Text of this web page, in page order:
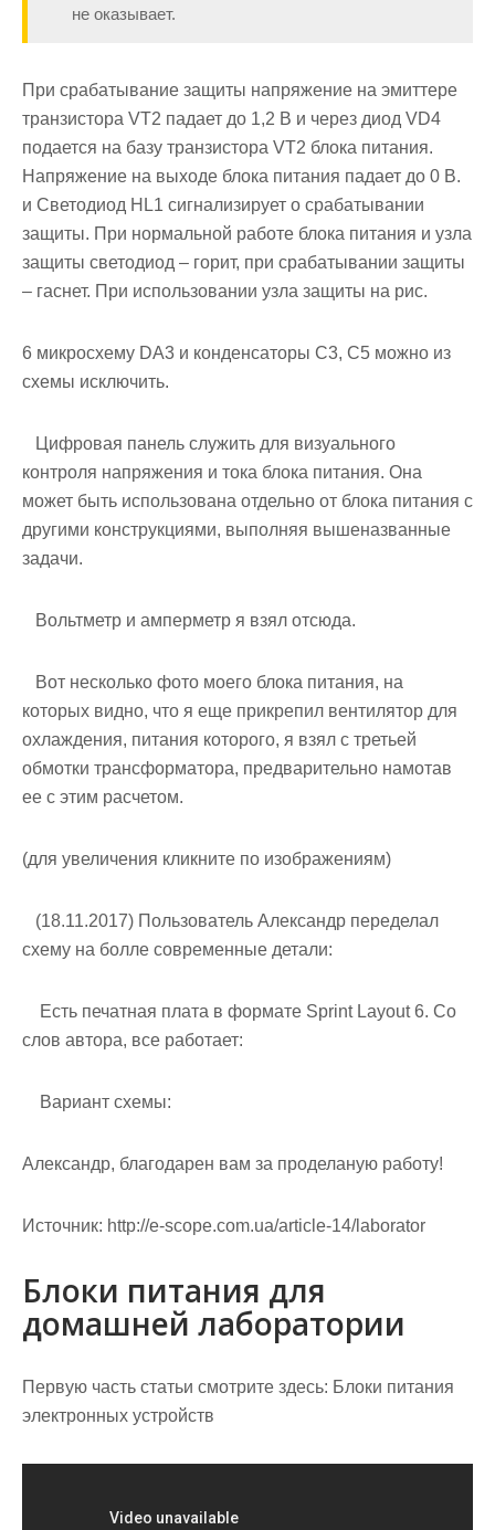
не оказывает.
При срабатывание защиты напряжение на эмиттере
транзистора VT2 падает до 1,2 В и через диод VD4
подается на базу транзистора VT2 блока питания.
Напряжение на выходе блока питания падает до 0 В.
и Светодиод HL1 сигнализирует о срабатывании
защиты. При нормальной работе блока питания и узла
защиты светодиод – горит, при срабатывании защиты
– гаснет. При использовании узла защиты на рис.
6 микросхему DA3 и конденсаторы С3, С5 можно из
схемы исключить.
Цифровая панель служить для визуального
контроля напряжения и тока блока питания. Она
может быть использована отдельно от блока питания с
другими конструкциями, выполняя вышеназванные
задачи.
Вольтметр и амперметр я взял отсюда.
Вот несколько фото моего блока питания, на
которых видно, что я еще прикрепил вентилятор для
охлаждения, питания которого, я взял с третьей
обмотки трансформатора, предварительно намотав
ее с этим расчетом.
(для увеличения кликните по изображениям)
(18.11.2017) Пользователь Александр переделал
схему на болле современные детали:
Есть печатная плата в формате Sprint Layout 6. Со
слов автора, все работает:
Вариант схемы:
Александр, благодарен вам за проделаную работу!
Источник: http://e-scope.com.ua/article-14/laborator
Блоки питания для
домашней лаборатории
Первую часть статьи смотрите здесь: Блоки питания
электронных устройств